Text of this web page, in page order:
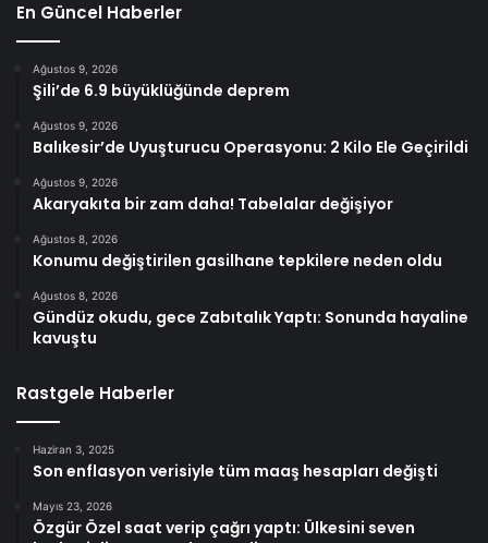
En Güncel Haberler
Ağustos 9, 2026
Şili’de 6.9 büyüklüğünde deprem
Ağustos 9, 2026
Balıkesir’de Uyuşturucu Operasyonu: 2 Kilo Ele Geçirildi
Ağustos 9, 2026
Akaryakıta bir zam daha! Tabelalar değişiyor
Ağustos 8, 2026
Konumu değiştirilen gasilhane tepkilere neden oldu
Ağustos 8, 2026
Gündüz okudu, gece Zabıtalık Yaptı: Sonunda hayaline
kavuştu
Rastgele Haberler
Haziran 3, 2025
Son enflasyon verisiyle tüm maaş hesapları değişti
Mayıs 23, 2026
Özgür Özel saat verip çağrı yaptı: Ülkesini seven